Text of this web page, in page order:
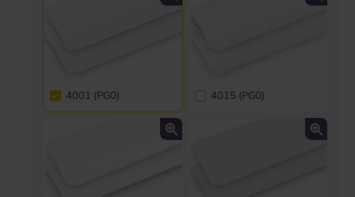
4001 (PG0) 4015 (PG0)